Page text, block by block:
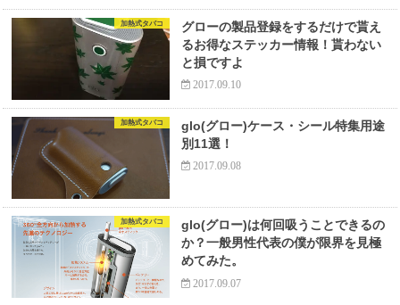
加熱式タバコ
グローの製品登録をするだけで貰え
るお得なステッカー情報！貰わない
と損ですよ
2017.09.10
加熱式タバコ
glo(グロー)ケース・シール特集用途
別11選！
2017.09.08
加熱式タバコ
glo(グロー)は何回吸うことできるの
か？一般男性代表の僕が限界を見極
めてみた。
2017.09.07